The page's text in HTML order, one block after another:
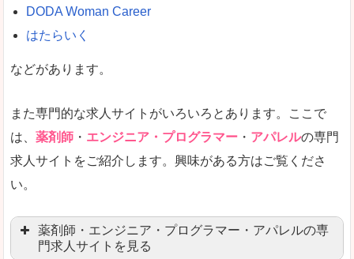
悪いところ
未経験 未経験の求人もあります
営業職を探している方にとっては、有利なサイト
検索人気キーワードの上位が「40代」「50代」
DODA Woman Career
はたらいく
などがあります。
また専門的な求人サイトがいろいろとあります。ここで
は、 薬剤師 ・ エンジニア・プログラマー ・ アパレルの専門
求人サイトをご紹介します。興味がある方はご覧くださ
い。
薬剤師・エンジニア・プログラマー・アパレルの専
門求人サイトを見る